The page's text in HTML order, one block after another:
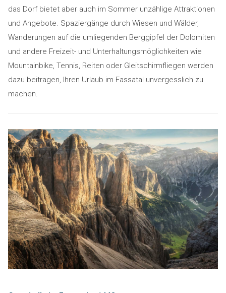
das Dorf bietet aber auch im Sommer unzählige Attraktionen
und Angebote. Spaziergänge durch Wiesen und Wälder,
Wanderungen auf die umliegenden Berggipfel der Dolomiten
und andere Freizeit- und Unterhaltungsmöglichkeiten wie
Mountainbike, Tennis, Reiten oder Gleitschirmfliegen werden
dazu beitragen, Ihren Urlaub im Fassatal unvergesslich zu
machen.